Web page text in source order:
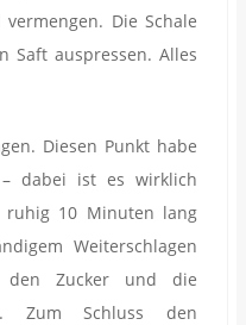
Die Schale
Saft auspressen. Alles
Diesen Punkt habe
dabei ist es wirklich
10 Minuten lang
Weiterschlagen
Zucker und die
Zum Schluss den